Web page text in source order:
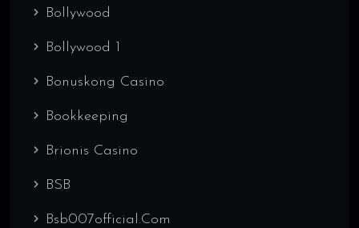
Bollywood
Bollywood 1
Bonuskong Casino
Bookkeeping
Brionis Casino
BSB
Bsb007official.com